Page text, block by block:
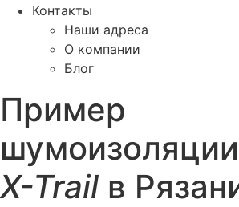
Контакты
Наши адреса
О компании
Блог
Пример
шумоизоляции
X-Trail в